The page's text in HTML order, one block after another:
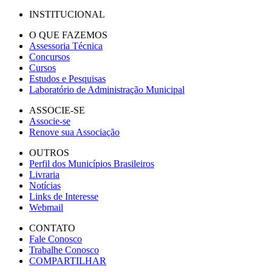
INSTITUCIONAL
O QUE FAZEMOS
Assessoria Técnica
Concursos
Cursos
Estudos e Pesquisas
Laboratório de Administração Municipal
ASSOCIE-SE
Associe-se
Renove sua Associação
OUTROS
Perfil dos Municípios Brasileiros
Livraria
Notícias
Links de Interesse
Webmail
CONTATO
Fale Conosco
Trabalhe Conosco
COMPARTILHAR